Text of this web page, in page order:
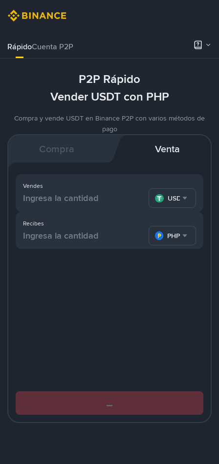
RápidoCuenta P2P
P2P Rápido
Vender USDT con PHP
Compra y vende USDT en Binance P2P con varios métodos de
pago
Compra Venta
Recibes
PHP
Vendes
USDT